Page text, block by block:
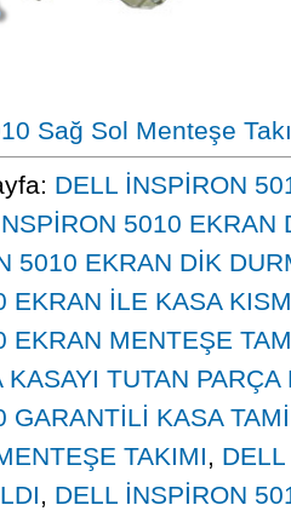
Sağ Sol Menteşe
DELL İNSPİRON
5010 EKRAN
5010 EKRAN DİK
EKRAN İLE KASA
EKRAN MENTEŞE
TUTAN PARÇA
GARANTİLİ KASA
TAKIMI,
, DELL İNSPİRON